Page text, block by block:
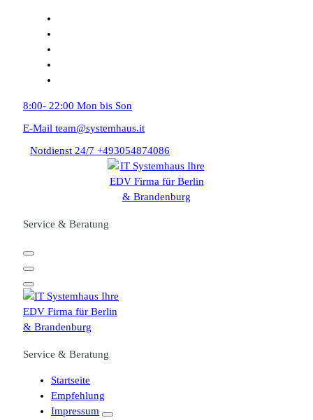
8:00- 22:00 Mon bis Son
E-Mail team@systemhaus.it
Notdienst 24/7 +493054874086
Service & Beratung
Service & Beratung
Startseite
Empfehlung
Impressum